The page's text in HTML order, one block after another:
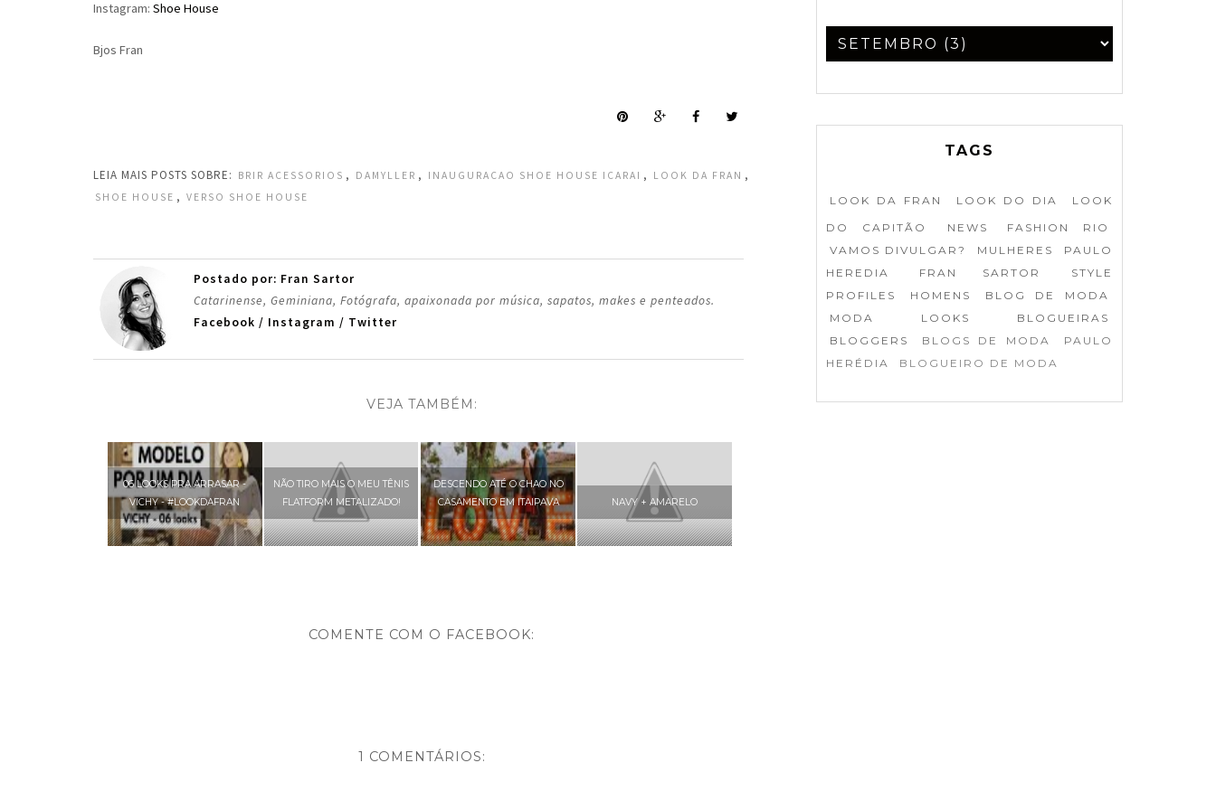
Instagram:Shoe House
Bjos Fran
LEIA MAIS POSTS SOBRE: BRIR ACESSORIOS , DAMYLLER , INAUGURACAO SHOE HOUSE ICARAI , LOOK DA FRAN ,
SHOE HOUSE , VERSO SHOE HOUSE
Postado por: Fran Sartor
Catarinense, Geminiana, Fotógrafa, apaixonada por música, sapatos, makes e penteados.
Facebook/ Instagram/ Twitter
VEJA TAMBÉM:
06 LOOKS PRA ARRASAR -
VICHY - #LOOKDAFRAN
NÃO TIRO MAIS O MEU TÊNIS
FLATFORM METALIZADO!
DESCENDO ATÉ O CHAO NO
CASAMENTO EM ITAIPAVA
NAVY + AMARELO
COMENTE COM O FACEBOOK:
1 COMENTÁRIOS:
TAGS
LOOK DA FRAN LOOK DO DIA
LOOK
DO CAPITÃO
NEWS
FASHION RIO
VAMOS DIVULGAR?
MULHERES
PAULO
HEREDIA
FRAN SARTOR
STYLE
PROFILES
HOMENS
BLOG DE MODA
MODA
LOOKS
BLOGUEIRAS
BLOGGERS
BLOGS DE MODA
PAULO
HERÉDIA
BLOGUEIRO DE MODA